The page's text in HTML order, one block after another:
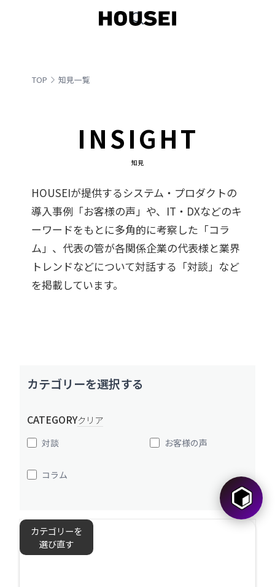
TOP 知見一覧
INSIGHT
知見
HOUSEIが提供するシステム・プロダクトの
導入事例「お客様の声」や、IT・DXなどのキ
ーワードをもとに多角的に考察した「コラ
ム」、代表の管が各関係企業の代表様と業界
トレンドなどについて対話する「対談」など
を掲載しています。
カテゴリーを選択する
CATEGORYクリア
対談 お客様の声
コラム
カテゴリーを
選び直す